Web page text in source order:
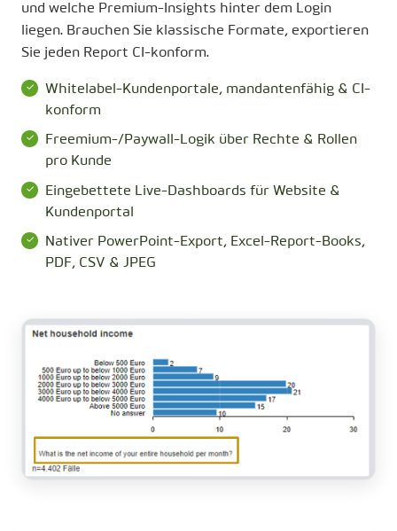
und welche Premium-Insights hinter dem Login
liegen. Brauchen Sie klassische Formate, exportieren
Sie jeden Report CI-konform.
Whitelabel-Kundenportale, mandantenfähig & CI-
konform
Freemium-/Paywall-Logik über Rechte & Rollen
pro Kunde
Eingebettete Live-Dashboards für Website &
Kundenportal
Nativer PowerPoint-Export, Excel-Report-Books,
PDF, CSV & JPEG